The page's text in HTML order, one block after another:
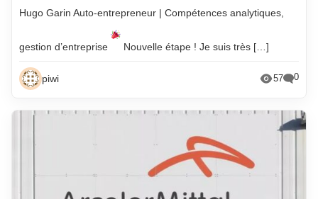
Hugo Garin Auto-entrepreneur | Compétences analytiques,
gestion d’entreprise Nouvelle étape ! Je suis très […]
piwi 57 0